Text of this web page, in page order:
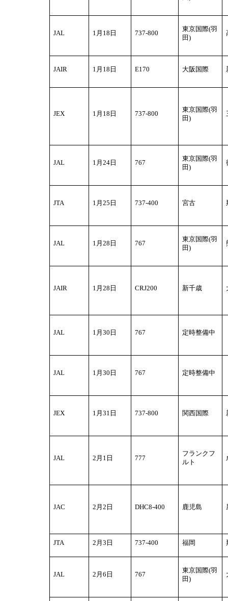
JAL 1 月18日 737-800
東京国際(羽
田)
JAIR 1 月18日 E170 大阪国際
JEX 1 月18日 737-800
東京国際(羽
田)
JAL 1 月24日 767
東京国際(羽
田)
JTA 1 月25日 737-400 宮古
JAL 1 月28日 767
東京国際(羽
田)
JAIR 1 月28日 CRJ200 新千歳
JAL 1 月30日 767 定時整備中
JAL 1 月30日 767 定時整備中
JEX 1 月31日 737-800 関西国際
JAL 2 月1日 777
フランクフ
ルト
JAC 2 月2日 DHC8-400 鹿児島
JTA 2 月3日 737-400 福岡
JAL 2 月6日 767
東京国際(羽
田)